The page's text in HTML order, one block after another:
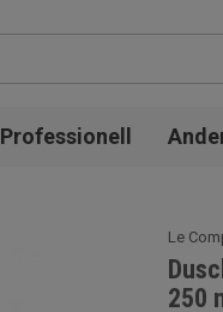
Professionell
Le
250